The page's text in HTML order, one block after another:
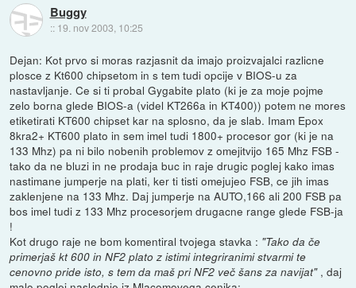
Buggy
:: 19. nov 2003, 10:25
Dejan: Kot prvo si moras razjasnit da imajo proizvajalci razlicne
plosce z Kt600 chipsetom in s tem tudi opcije v BIOS-u za
nastavljanje. Ce si ti probal Gygabite plato (ki je za moje pojme
zelo borna glede BIOS-a (videl KT266a in KT400)) potem ne mores
etiketirati KT600 chipset kar na splosno, da je slab. Imam Epox
8kra2+ KT600 plato in sem imel tudi 1800+ procesor gor (ki je na
133 Mhz) pa ni bilo nobenih problemov z omejitvijo 165 Mhz FSB -
tako da ne bluzi in ne prodaja buc in raje drugic poglej kako imas
nastimane jumperje na plati, ker ti tisti omejujeo FSB, ce jih imas
zaklenjene na 133 Mhz. Daj jumperje na AUTO,166 ali 200 FSB pa
bos imel tudi z 133 Mhz procesorjem drugacne range glede FSB-ja
!
Kot drugo raje ne bom komentiral tvojega stavka : "Tako da če
primerjaš kt 600 in NF2 plato z istimi integriranimi stvarmi te
cenovno pride isto, s tem da maš pri NF2 več šans za navijat", daj